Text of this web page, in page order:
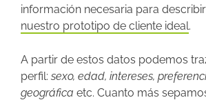
información necesaria para
nuestro prototipo de cliente ideal.
A partir de estos datos podemos
perfil: sexo, edad, intereses,
geográfica etc. Cuanto más